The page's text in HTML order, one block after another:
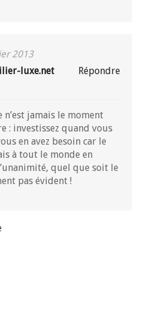
2013
luxe.net
Répondre
n’est jamais le moment
: investissez quand vous
en avez besoin car le
à tout le monde en
quel que soit le
pas évident !